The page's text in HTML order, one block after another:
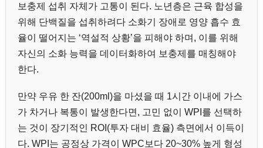
보충제 섭취 자체가 고통이 된다. 노년층은 근육 합성을
위해 단백질을 섭취하려다 소화기 장애로 영양 흡수 효
율이 떨어지는 ‘역설적 상황’을 피해야 하며, 이를 위해
자신의 소화 능력을 데이터화하여 보충제를 매칭해야
한다.
만약 우유 한 잔(200ml)을 마셨을 때 1시간 이내에 가스
가 차거나 복통이 발생한다면, 고민 없이 WPI를 선택하
는 것이 장기적인 ROI(투자 대비 효율) 측면에서 이득이
다. WPI는 공정상 가격이 WPC보다 20~30% 높게 형성